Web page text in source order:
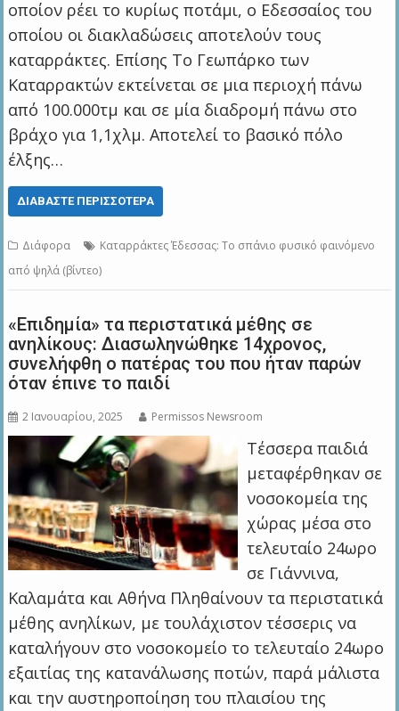
οποίον ρέει το κυρίως ποτάμι, ο Εδεσσαίος του
οποίου οι διακλαδώσεις αποτελούν τους
καταρράκτες. Επίσης Το Γεωπάρκο των
Καταρρακτών εκτείνεται σε μια περιοχή πάνω
από 100.000τμ και σε μία διαδρομή πάνω στο
βράχο για 1,1χλμ. Αποτελεί το βασικό πόλο
έλξης…
ΔΙΑΒΆΣΤΕ ΠΕΡΙΣΣΌΤΕΡΑ
Διάφορα
Καταρράκτες Έδεσσας: Το σπάνιο φυσικό φαινόμενο
από ψηλά (βίντεο)
«Επιδημία» τα περιστατικά μέθης σε
ανηλίκους: Διασωληνώθηκε 14χρονος,
συνελήφθη ο πατέρας του που ήταν παρών
όταν έπινε το παιδί
2 Ιανουαρίου, 2025 Permissos Newsroom
Τέσσερα παιδιά
μεταφέρθηκαν σε
νοσοκομεία της
χώρας μέσα στο
τελευταίο 24ωρο
σε Γιάννινα,
Καλαμάτα και Αθήνα Πληθαίνουν τα περιστατικά
μέθης ανηλίκων, με τουλάχιστον τέσσερις να
καταλήγουν στο νοσοκομείο το τελευταίο 24ωρο
εξαιτίας της κατανάλωσης ποτών, παρά μάλιστα
και την αυστηροποίηση του πλαισίου της